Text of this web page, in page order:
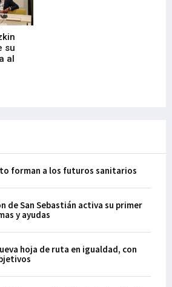
su
al
forman a los futuros sanitarios
de San Sebastián activa su primer
y ayudas
hoja de ruta en igualdad, con